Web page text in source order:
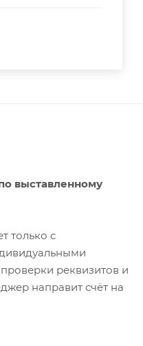
выставленному
только с
реквизитов и
направит счёт на